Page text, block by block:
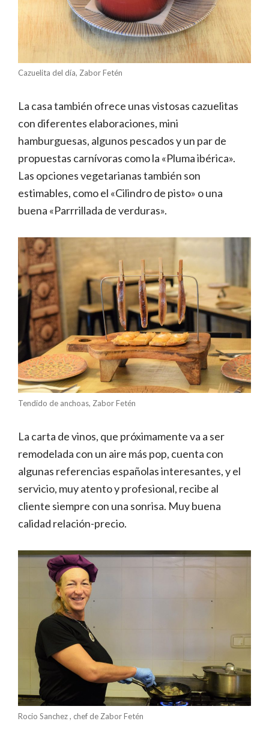
Cazuelita del día, Zabor Fetén
La casa también ofrece unas vistosas cazuelitas
con diferentes elaboraciones, mini
hamburguesas, algunos pescados y un par de
propuestas carnívoras como la «Pluma ibérica».
Las opciones vegetarianas también son
estimables, como el «Cilindro de pisto» o una
buena «Parrrillada de verduras».
Tendido de anchoas, Zabor Fetén
La carta de vinos, que próximamente va a ser
remodelada con un aire más pop, cuenta con
algunas referencias españolas interesantes, y el
servicio, muy atento y profesional, recibe al
cliente siempre con una sonrisa. Muy buena
calidad relación-precio.
Rocio Sanchez , chef de Zabor Fetén